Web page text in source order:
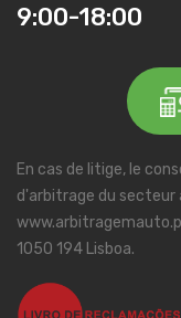
9:00-18:00
En cas de litige, le
d'arbitrage du
1050 194 Lisboa.